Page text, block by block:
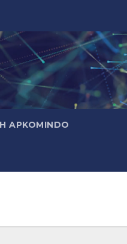
APKOMINDO